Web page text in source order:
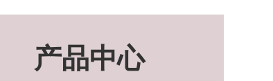
产品中心